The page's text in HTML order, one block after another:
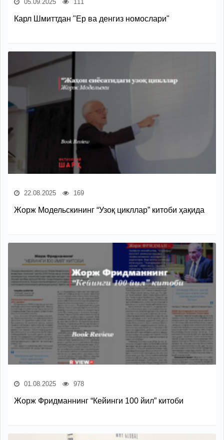
05.09.2025 111
Карл Шмиттдан "Ер ва денгиз номослари"
22.08.2025 169
Жорж Модельскининг “Узоқ цикллар” китоби ҳақида
01.08.2025 978
Жорж Фридманнинг “Кейинги 100 йил” китоби